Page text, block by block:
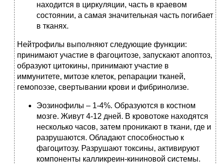
находится в циркуляции, часть в краевом
состоянии, а самая значительная часть погибает
в тканях.
Нейтрофилы выполняют следующие функции:
принимают участие в фагоцитозе, запускают апоптоз,
образуют цитокины, принимают участие в
иммунитете, митозе клеток, репарации тканей,
гемопоэзе, свертывании крови и фибринолизе.
Эозинофилы – 1-4%. Образуются в костном
мозге. Живут 4-12 дней. В кровотоке находятся
несколько часов, затем проникают в ткани, где и
разрушаются. Обладают способностью к
фагоцитозу. Разрушают токсины, активируют
компоненты калликреин-кининовой системы.